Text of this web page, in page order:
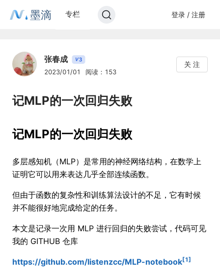
墨滴 专栏 登录 / 注册
张春成 V3
2023/01/01 阅读：153
关 注
记MLP的一次回归失败
记MLP的一次回归失败
多层感知机（MLP）是常用的神经网络结构，在数学上
证明它可以用来表达几乎全部连续函数。
但由于函数的复杂性和训练算法设计的不足，它有时候
并不能很好地完成给定的任务。
本文是记录一次用 MLP 进行回归的失败尝试，代码可见
我的 GITHUB 仓库
https://github.com/listenzcc/MLP-notebook[1]